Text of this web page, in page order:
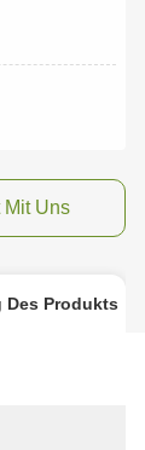
Mit Uns
Des Produkts